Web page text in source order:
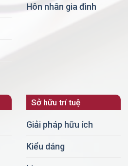
Hôn nhân gia đình
Sở hữu trí tuệ
Giải pháp hữu ích
Kiểu dáng